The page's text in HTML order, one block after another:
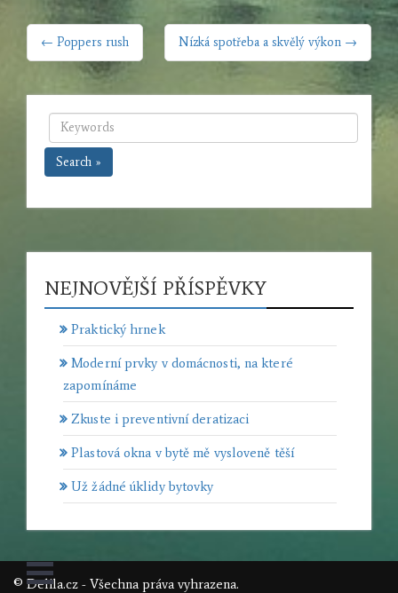
NAVIGACE
PRO
PŘÍSPĚVEK
← Poppers rush Nízká spotřeba a skvělý výkon →
Search »
NEJNOVĚJŠÍ PŘÍSPĚVKY
Praktický hrnek
Moderní prvky v domácnosti, na které
zapomínáme
Zkuste i preventivní deratizaci
Plastová okna v bytě mě vysloveně těší
Už žádné úklidy bytovky
© Delila.cz - Všechna práva vyhrazena.